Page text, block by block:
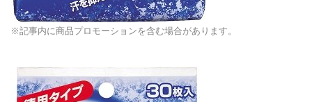
※記事内に商品プロモーションを含む場合があります。